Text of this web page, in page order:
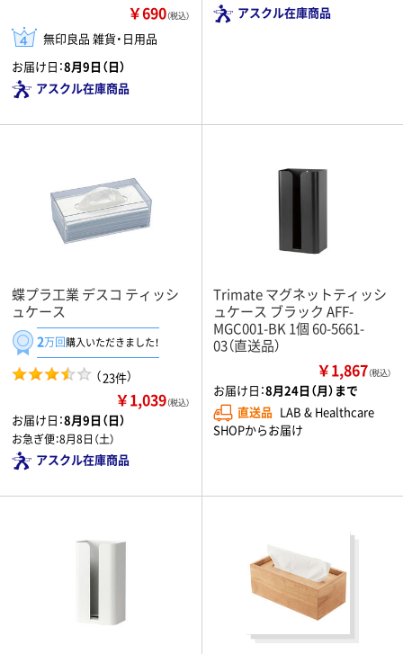
￥690（税込）
無印良品 雑貨・日用品
お届け日：8月9日（日）
アスクル在庫商品
アスクル在庫商品
蝶プラ工業 デスコ ティッシ
ュケース
2万回購入いただきました！
（23件）
￥1,039（税込）
お届け日：8月9日（日）
お急ぎ便：8月8日（土）
アスクル在庫商品
Trimate マグネットティッシ
ュケース ブラック AFF-
MGC001-BK 1個 60-5661-
03（直送品）
￥1,867（税込）
お届け日：8月24日（月）まで
直送品 LAB & Healthcare
SHOPからお届け